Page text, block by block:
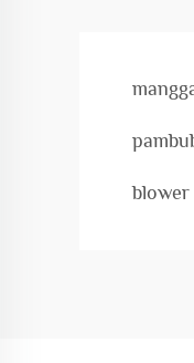
blower